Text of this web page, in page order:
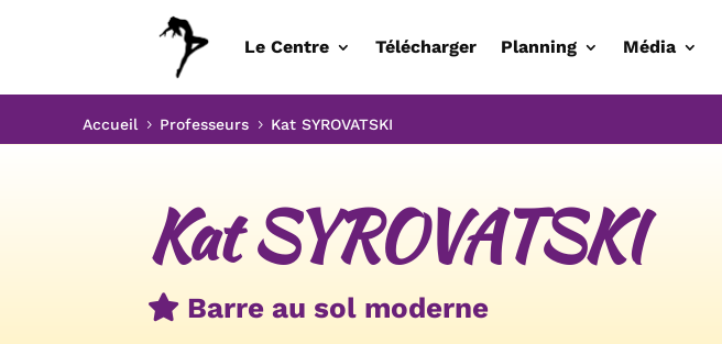
Le Centre Télécharger Planning Média
Accueil 5 Professeurs 5 Kat SYROVATSKI
Kat SYROVATSKI
Barre au sol moderne